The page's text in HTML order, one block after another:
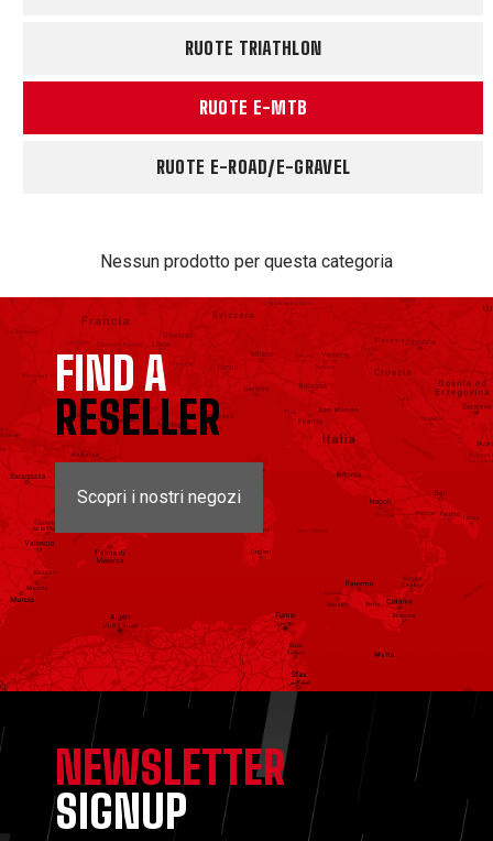
RUOTE TRIATHLON
RUOTE E-MTB
RUOTE E-ROAD/E-GRAVEL
Nessun prodotto per questa categoria
FIND A
RESELLER
Scopri i nostri negozi
NEWSLETTER
SIGNUP